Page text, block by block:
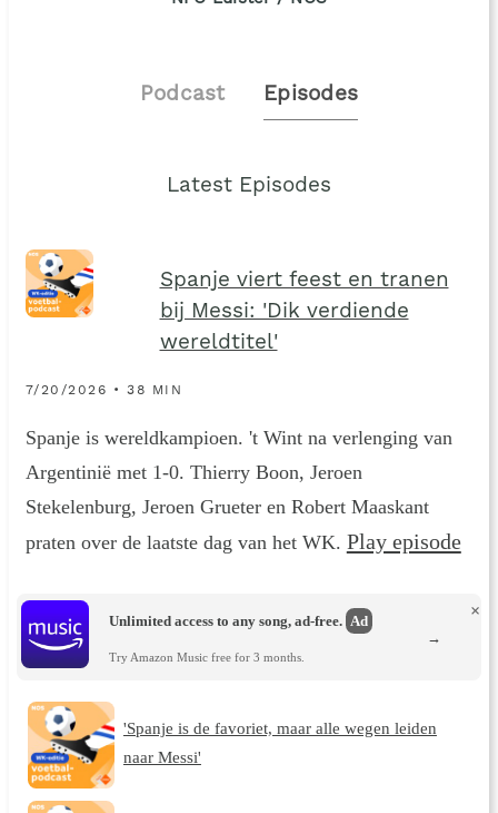
Podcast Episodes
Latest Episodes
Spanje viert feest en tranen
bij Messi: 'Dik verdiende
wereldtitel'
7/20/2026 • 38 MIN
Spanje is wereldkampioen. 't Wint na verlenging van
Argentinië met 1-0. Thierry Boon, Jeroen
Stekelenburg, Jeroen Grueter en Robert Maaskant
praten over de laatste dag van het WK. Play episode
Unlimited access to any song, ad-free. Ad
Try Amazon Music free for 3 months.
×
→
'Spanje is de favoriet, maar alle wegen leiden
naar Messi'